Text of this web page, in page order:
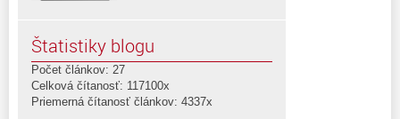
Štatistiky blogu
Počet článkov: 27
Celková čítanosť: 117100x
Priemerná čítanosť článkov: 4337x